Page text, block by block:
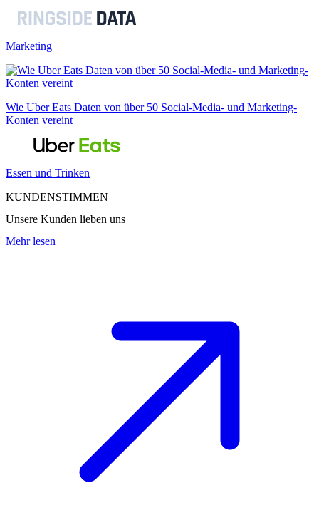
Marketing
Wie Uber Eats Daten von über 50 Social-Media- und Marketing-
Konten vereint
Essen und Trinken
KUNDENSTIMMEN
Unsere Kunden lieben uns
Mehr lesen